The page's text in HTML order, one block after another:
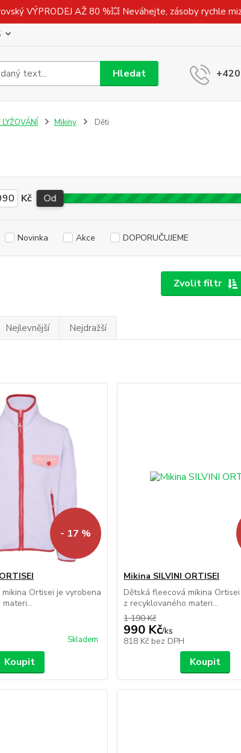
VÝPRODEJ AŽ 80 %💥 Neváhejte, zásoby rychle
Hledat
Mikiny Děti
Zvolit filtr
Kč Od
Novinka Akce DOPORUČUJEME
Nejlevnější Nejdražší
- 17 %
Ortisei je vyrobena
Skladem
Koupit
Mikina SILVINI ORTISEI
Dětská fleecová mikina
z recyklovaného materi...
1 190 Kč
990 Kč/ks
818 Kč bez DPH
Koupit